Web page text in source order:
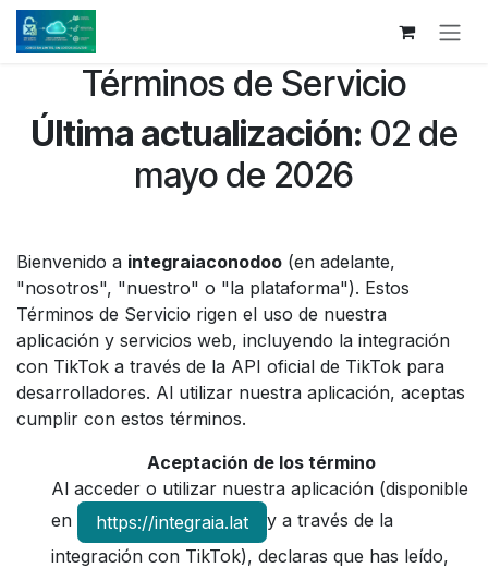
Ir al contenido
Términos de Servicio
Última actualización: 02 de
mayo de 2026
Bienvenido a integraiaconodoo (en adelante,
"nosotros", "nuestro" o "la plataforma"). Estos
Términos de Servicio rigen el uso de nuestra
aplicación y servicios web, incluyendo la integración
con TikTok a través de la API oficial de TikTok para
desarrolladores. Al utilizar nuestra aplicación, aceptas
cumplir con estos términos.
Aceptación de los término
Al acceder o utilizar nuestra aplicación (disponible
en
https://integraia.lat
y a través de la
integración con TikTok), declaras que has leído,